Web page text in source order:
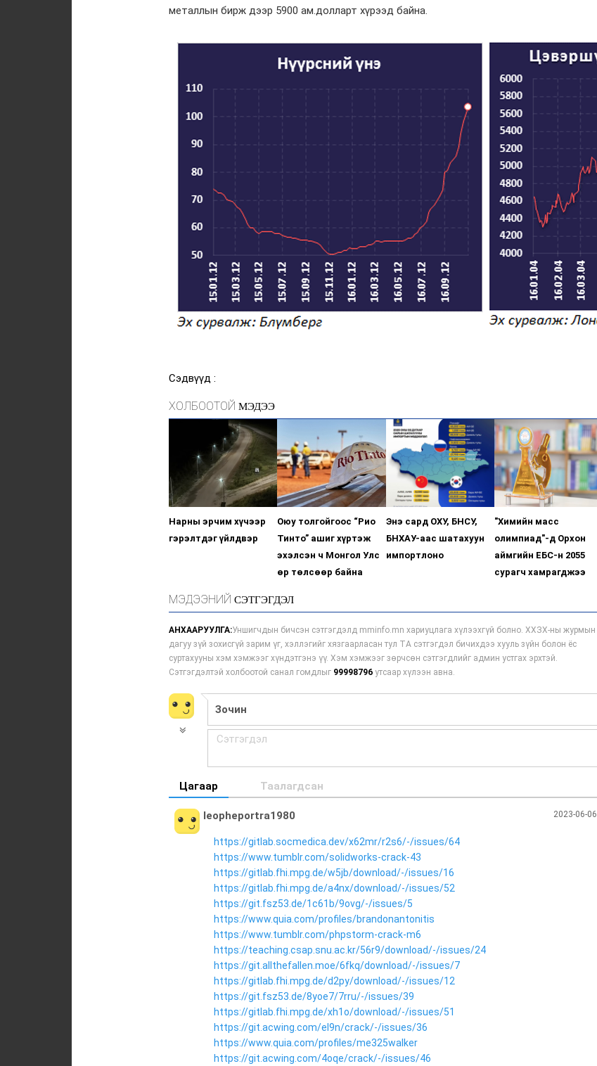
металлын бирж дээр 5900 ам.долларт хүрээд байна.
Сэдвүүд :
ХОЛБООТОЙ МЭДЭЭ
Нарны эрчим хүчээр
гэрэлтдэг үйлдвэр
Оюу толгойгоос “Рио
Тинто” ашиг хүртэж
эхэлсэн ч Монгол Улс
өр төлсөөр байна
Энэ сард ОХУ, БНСУ,
БНХАУ-аас шатахуун
импортлоно
"Химийн масс
олимпиад"-д Орхон
аймгийн ЕБС-н 2055
сурагч хамрагджээ
МЭДЭЭНИЙ СЭТГЭГДЭЛ
АНХААРУУЛГА:Уншигчдын бичсэн сэтгэгдэлд mminfo.mn хариуцлага хүлээхгүй болно. ХХЗХ-ны журмын
дагуу зүй зохисгүй зарим үг, хэллэгийг хязгаарласан тул ТА сэтгэгдэл бичихдээ хууль зүйн болон ёс
суртахууны хэм хэмжээг хүндэтгэнэ үү. Хэм хэмжээг зөрчсөн сэтгэгдлийг админ устгах эрхтэй.
Сэтгэгдэлтэй холбоотой санал гомдлыг 99998796 утсаар хүлээн авна.
Цагаар Таалагдсан
2023-06-06
leopheportra1980
https://gitlab.socmedica.dev/x62mr/r2s6/-/issues/64
https://www.tumblr.com/solidworks-crack-43
https://gitlab.fhi.mpg.de/w5jb/download/-/issues/16
https://gitlab.fhi.mpg.de/a4nx/download/-/issues/52
https://git.fsz53.de/1c61b/9ovg/-/issues/5
https://www.quia.com/profiles/brandonantonitis
https://www.tumblr.com/phpstorm-crack-m6
https://teaching.csap.snu.ac.kr/56r9/download/-/issues/24
https://git.allthefallen.moe/6fkq/download/-/issues/7
https://gitlab.fhi.mpg.de/d2py/download/-/issues/12
https://git.fsz53.de/8yoe7/7rru/-/issues/39
https://gitlab.fhi.mpg.de/xh1o/download/-/issues/51
https://git.acwing.com/el9n/crack/-/issues/36
https://www.quia.com/profiles/me325walker
https://git.acwing.com/4oqe/crack/-/issues/46